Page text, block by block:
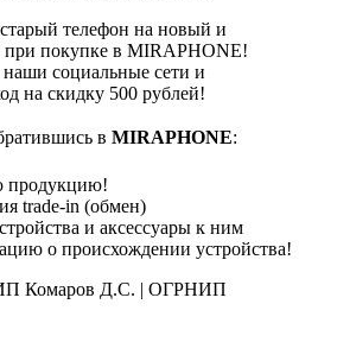
телефон на новый и
при покупке в MIRAPHONE!
социальные сети и
на скидку 500 рублей!
в MIRAPHONE:
продукцию!
trade-in (обмен)
и аксессуары к ним
о происхождении устройства!
ИП Комаров Д.С. | ОГРНИП